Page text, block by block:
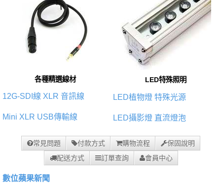
各種精選線材
12G-SDI線 XLR 音訊線
Mini XLR USB傳輸線
LED特殊照明
LED植物燈 特殊光源
LED攝影燈 直流燈泡
常見問題 付款方式 購物流程
保固說明
配送方式
訂單查詢 會員中心
數位蘋果新聞